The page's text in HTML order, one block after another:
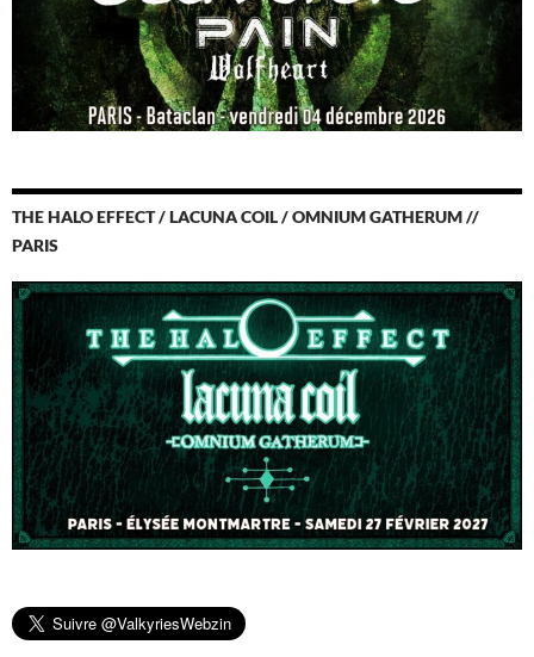
THE HALO EFFECT / LACUNA COIL / OMNIUM GATHERUM //
PARIS